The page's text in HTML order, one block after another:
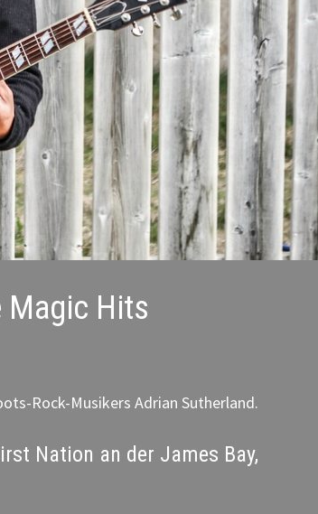
Magic Hits
Rock-Musikers Adrian Sutherland.
Nation an der James Bay,